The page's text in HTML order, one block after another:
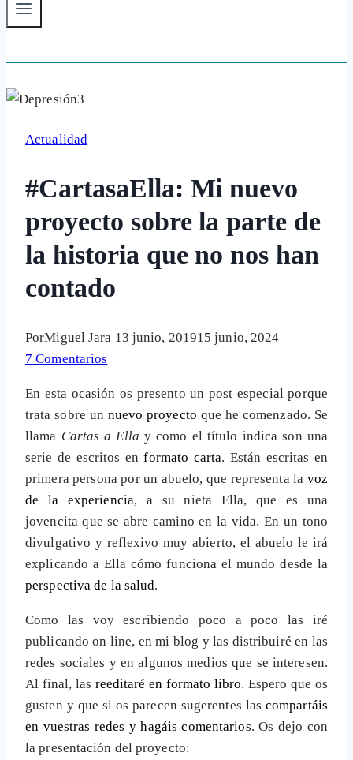
Actualidad
#CartasaElla: Mi nuevo
proyecto sobre la parte de
la historia que no nos han
contado
PorMiguel Jara 13 junio, 201915 junio, 2024
7 Comentarios
En esta ocasión os presento un post especial porque
trata sobre un nuevo proyecto que he comenzado. Se
llama Cartas a Ella y como el título indica son una
serie de escritos enformato carta. Están escritas en
primera persona por un abuelo, que representa la voz
de la experiencia, a su nieta Ella, que es una
jovencita que se abre camino en la vida. En un tono
divulgativo y reflexivo muy abierto, el abuelo le irá
explicando a Ella cómo funciona el mundo desde la
perspectiva de la salud.
Como las voy escribiendo poco a poco las iré
publicando on line, en mi blog y las distribuiré en las
redes sociales y en algunos medios que se interesen.
Al final, las reeditaré en formato libro. Espero que os
gusten y que si os parecen sugerentes las compartáis
en vuestras redes y hagáis comentarios. Os dejo con
la presentación del proyecto: